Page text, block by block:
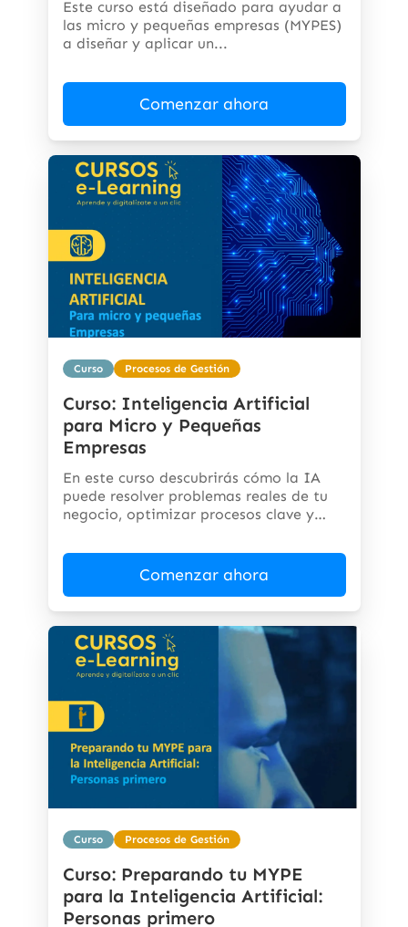
Este curso está diseñado para ayudar a
las micro y pequeñas empresas (MYPES)
a diseñar y aplicar un...
Comenzar ahora
Curso Procesos de Gestión
Curso: Inteligencia Artificial
para Micro y Pequeñas
Empresas
En este curso descubrirás cómo la IA
puede resolver problemas reales de tu
negocio, optimizar procesos clave y
Comenzar ahora
Curso Procesos de Gestión
Curso: Preparando tu MYPE
para la Inteligencia Artificial:
Personas primero